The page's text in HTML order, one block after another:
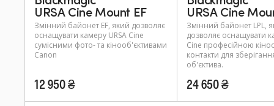
URSA Cine Mount EF
Змінний байонет EF, який дозволяє
оснащувати камеру URSA Cine
сумісними фото- та кінооб'єктивами
Canon
12 950 ₴
URSA Cine
Змінний байонет LPL,
дозволяє оснащувати
Cine професійною
контакти для
об'єктива.
24 650 ₴